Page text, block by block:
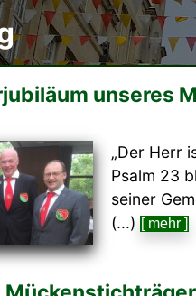
unseres
„Der Herr
Psalm 23
seiner
(...) [ mehr ]